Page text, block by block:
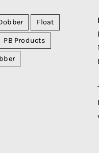
Float
PB Products